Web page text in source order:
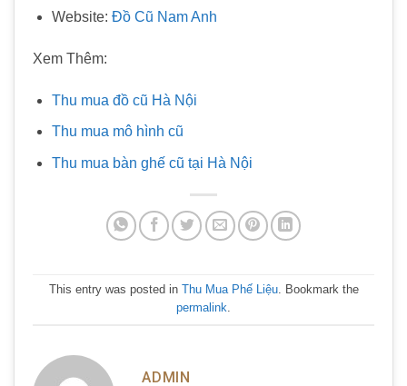
Website: Đồ Cũ Nam Anh
Xem Thêm:
Thu mua đồ cũ Hà Nội
Thu mua mô hình cũ
Thu mua bàn ghế cũ tại Hà Nội
This entry was posted in Thu Mua Phế Liệu. Bookmark the
permalink.
ADMIN